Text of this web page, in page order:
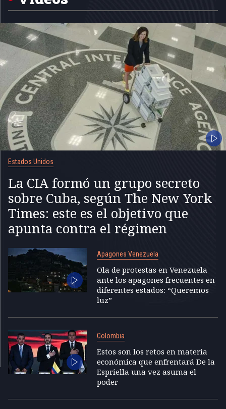
Estados Unidos
La CIA formó un grupo secreto
sobre Cuba, según The New York
Times: este es el objetivo que
apunta contra el régimen
Apagones Venezuela
Ola de protestas en Venezuela
ante los apagones frecuentes en
diferentes estados: “Queremos
luz”
Colombia
Estos son los retos en materia
económica que enfrentará De la
Espriella una vez asuma el
poder